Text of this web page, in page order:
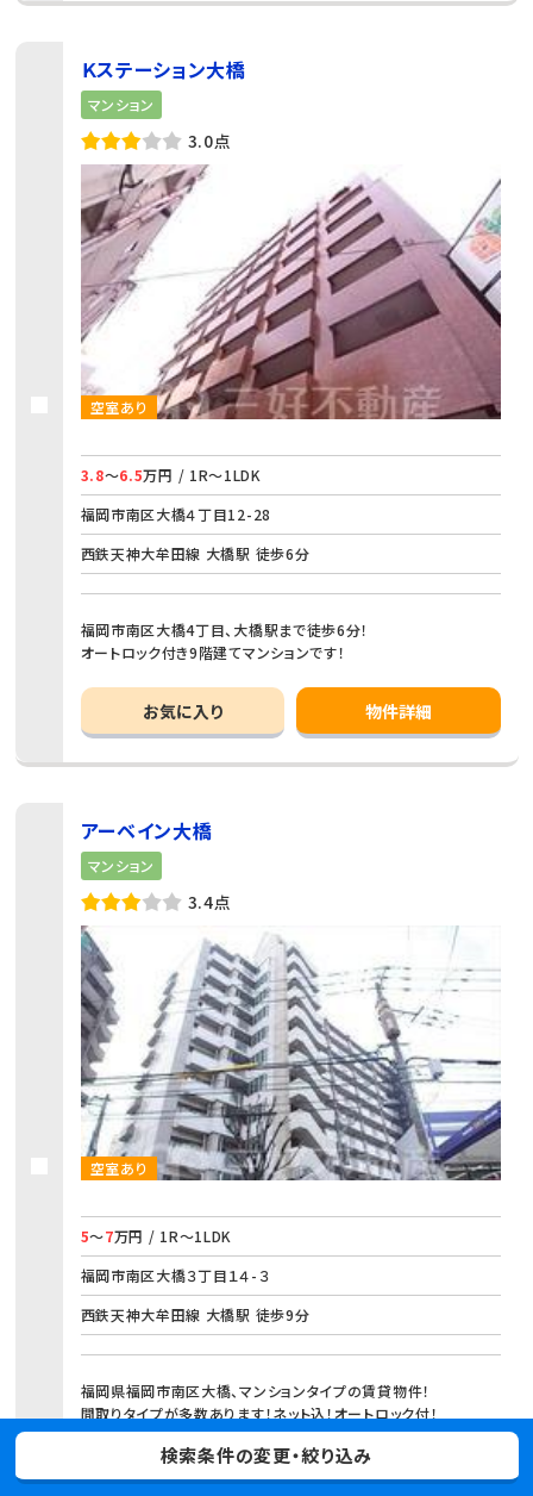
Ｋステーション大橋
マンション
3.0点
空室あり
3.8～6.5万円 / 1R～1LDK
福岡市南区大橋４丁目12-28
西鉄天神大牟田線 大橋駅 徒歩6分
福岡市南区大橋4丁目、大橋駅まで徒歩6分！
オートロック付き9階建てマンションです！
お気に入り 物件詳細
アーベイン大橋
マンション
3.4点
空室あり
5～7万円 / 1R～1LDK
福岡市南区大橋３丁目１４-３
西鉄天神大牟田線 大橋駅 徒歩9分
福岡県福岡市南区大橋、マンションタイプの賃貸物件！
間取りタイプが多数あります！ネット込！オートロック付！
お気に入り 物件詳細
検索条件の変更・絞り込み